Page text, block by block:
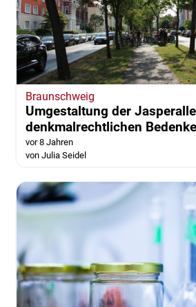
Braunschweig
Umgestaltung der
denkmalrechtlichen
vor 8 Jahren
von Julia Seidel